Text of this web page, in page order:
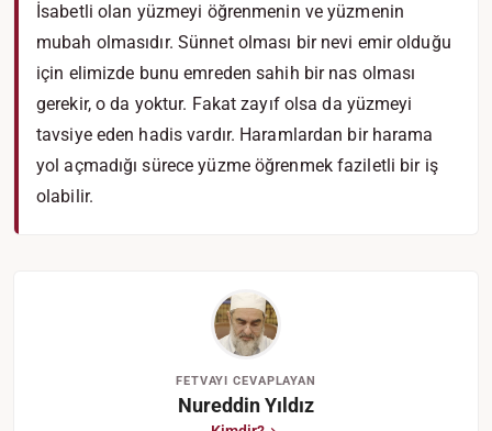
İsabetli olan yüzmeyi öğrenmenin ve yüzmenin
mubah olmasıdır. Sünnet olması bir nevi emir olduğu
için elimizde bunu emreden sahih bir nas olması
gerekir, o da yoktur. Fakat zayıf olsa da yüzmeyi
tavsiye eden hadis vardır. Haramlardan bir harama
yol açmadığı sürece yüzme öğrenmek faziletli bir iş
olabilir.
FETVAYI CEVAPLAYAN
Nureddin Yıldız